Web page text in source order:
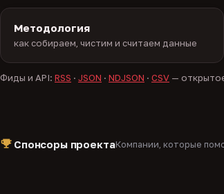
Методология
как собираем, чистим и считаем данные
Фиды и API: RSS · JSON · NDJSON · CSV —
Спонсоры проектаКомпании, которые